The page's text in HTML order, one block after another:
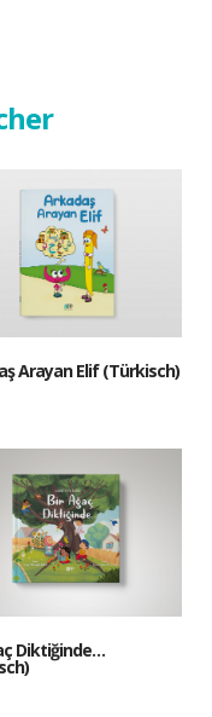
Arayan Elif (Türkisch)
Diktiğinde…